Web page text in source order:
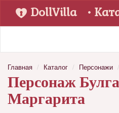
DollVilla •
Главная Каталог Персонажи
Персонаж
Маргарита